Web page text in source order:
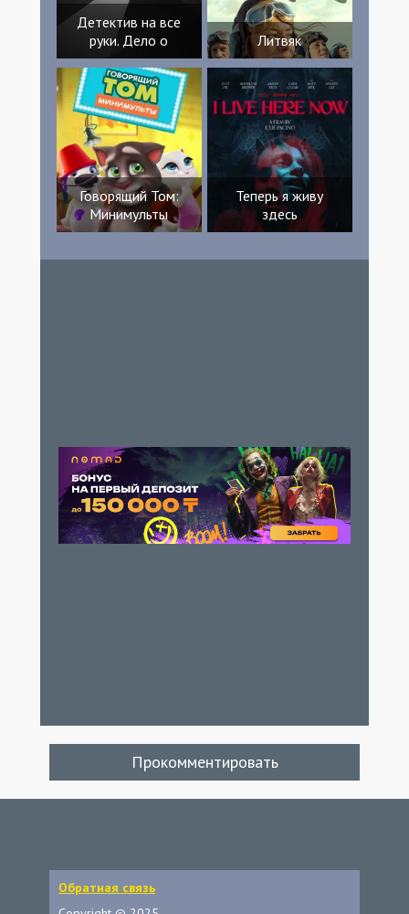
Детектив на все
руки. Дело о
Литвяк
Говорящий Том:
Минимульты
Теперь я живу
здесь
Прокомментировать
Обратная связь